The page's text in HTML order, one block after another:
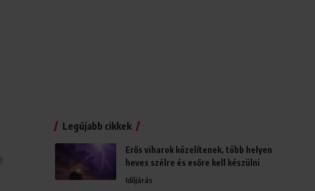
Legújabb cikkek
Erős viharok közelítenek, több helyen
heves szélre és esőre kell készülni
Időjárás